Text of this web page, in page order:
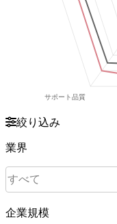
絞り込み
業界
すべて
企業規模